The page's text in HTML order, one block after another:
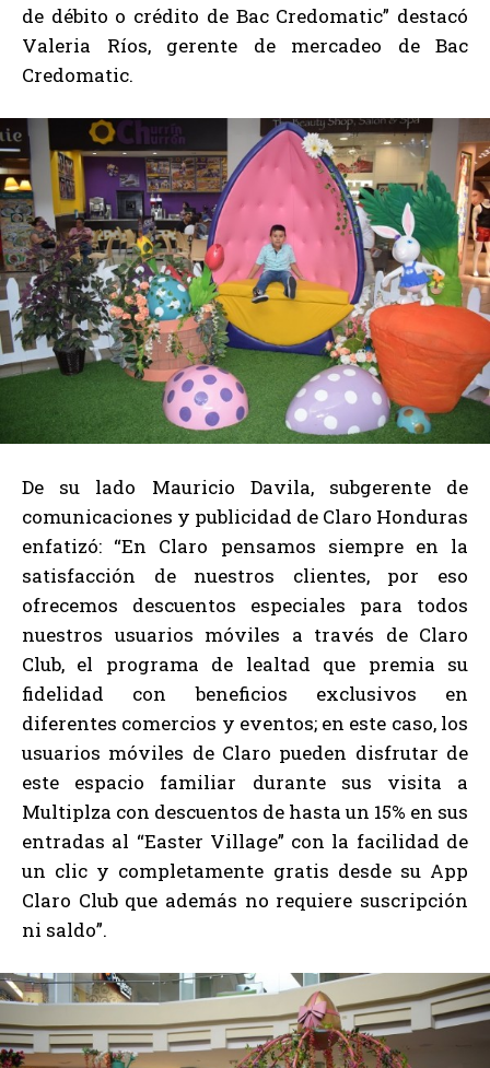
de débito o crédito de Bac Credomatic” destacó
Valeria Ríos, gerente de mercadeo de Bac
Credomatic.
De su lado Mauricio Davila, subgerente de
comunicaciones y publicidad de Claro Honduras
enfatizó: “En Claro pensamos siempre en la
satisfacción de nuestros clientes, por eso
ofrecemos descuentos especiales para todos
nuestros usuarios móviles a través de Claro
Club, el programa de lealtad que premia su
fidelidad con beneficios exclusivos en
diferentes comercios y eventos; en este caso, los
usuarios móviles de Claro pueden disfrutar de
este espacio familiar durante sus visita a
Multiplza con descuentos de hasta un 15% en sus
entradas al “Easter Village” con la facilidad de
un clic y completamente gratis desde su App
Claro Club que además no requiere suscripción
ni saldo”.